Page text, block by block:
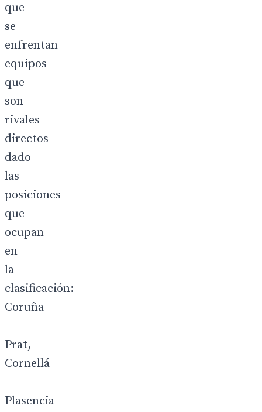
que
se
enfrentan
equipos
que
son
rivales
directos
dado
las
posiciones
que
ocupan
en
la
clasificación:
Coruña
Prat,
Cornellá
Plasencia